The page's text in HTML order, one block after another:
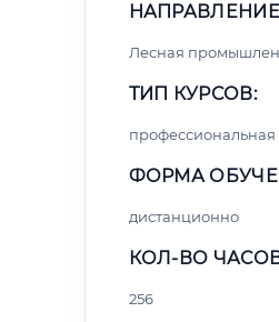
Лесная
ТИП КУРСОВ:
профессиональная
ФОРМА
дистанционно
КОЛ-ВО
256